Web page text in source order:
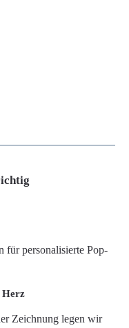
Zeichnung legen wir